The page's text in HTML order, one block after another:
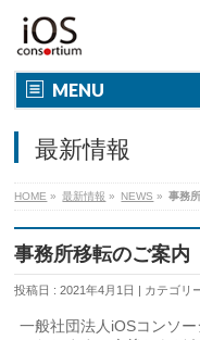
MENU
最新情報
HOME » 最新情報 » NEWS » 事務
事務所移転のご案内
投稿日 : 2021年4月1日 カテゴリ
一般社団法人iOSコンソ